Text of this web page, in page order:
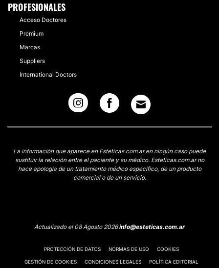
PROFESIONALES
Acceso Doctores
Premium
Marcas
Suppliers
International Doctors
La información que aparece en Esteticas.com.ar en ningún caso puede
sustituir la relación entre el paciente y su médico. Esteticas.com.ar no
hace apología de un tratamiento médico específico, de un producto
comercial o de un servicio.
Actualizado el 08 Agosto 2026info@esteticas.com.ar
PROTECCIÓN DE DATOS NORMAS DE USO COOKIES
GESTIÓN DE COOKIES CONDICIONES LEGALES POLÍTICA EDITORIAL